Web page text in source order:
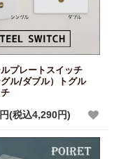
プレートスイッチ
グル/ダブル）トグル
(税込4,290円)